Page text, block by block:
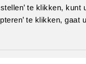
te klikken,
te klikken,
pvc? Belangrijke